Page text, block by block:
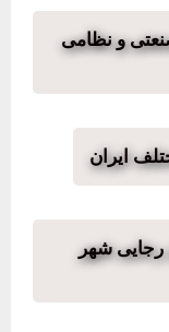
و نظامی
ایران
رجایی شهر